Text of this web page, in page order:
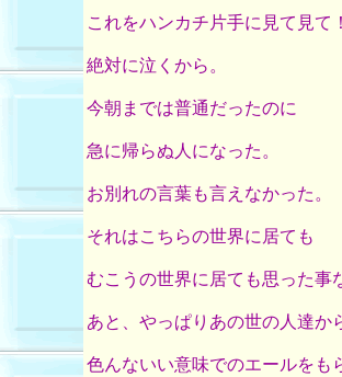
これをハンカチ片手に見て見て
絶対に泣くから。
今朝までは普通だったのに
急に帰らぬ人になった。
お別れの言葉も言えなかった。
それはこちらの世界に居ても
むこうの世界に居ても思った事
あと、やっぱりあの世の人達か
色んないい意味でのエールをも